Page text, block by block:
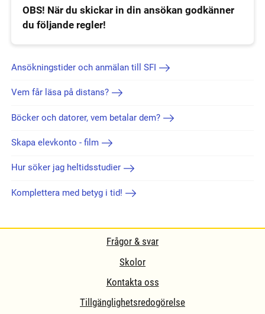
OBS! När du skickar in din ansökan godkänner
du följande regler!
Ansökningstider och anmälan till SFI
Vem får läsa på distans?
Böcker och datorer, vem betalar dem?
Skapa elevkonto - film
Hur söker jag heltidsstudier
Komplettera med betyg i tid!
Frågor & svar
Skolor
Kontakta oss
Tillgänglighetsredogörelse